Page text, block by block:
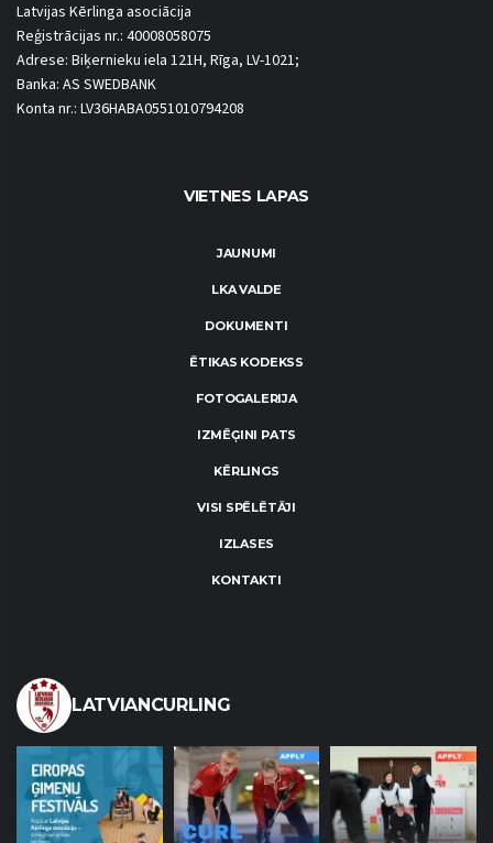
Latvijas Kērlinga asociācija
Reģistrācijas nr.: 40008058075
Adrese: Biķernieku iela 121H, Rīga, LV-1021;
Banka: AS SWEDBANK
Konta nr.: LV36HABA0551010794208
VIETNES LAPAS
JAUNUMI
LKA VALDE
DOKUMENTI
ĒTIKAS KODEKSS
FOTOGALERIJA
IZMĒĢINI PATS
KĒRLINGS
VISI SPĒLĒTĀJI
IZLASES
KONTAKTI
LATVIANCURLING